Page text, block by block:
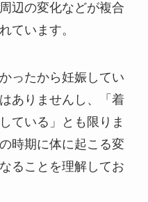
辺の変化などが複合
ています。
ったから妊娠してい
ありませんし、「着
ている」とも限りま
時期に体に起こる変
ることを理解してお